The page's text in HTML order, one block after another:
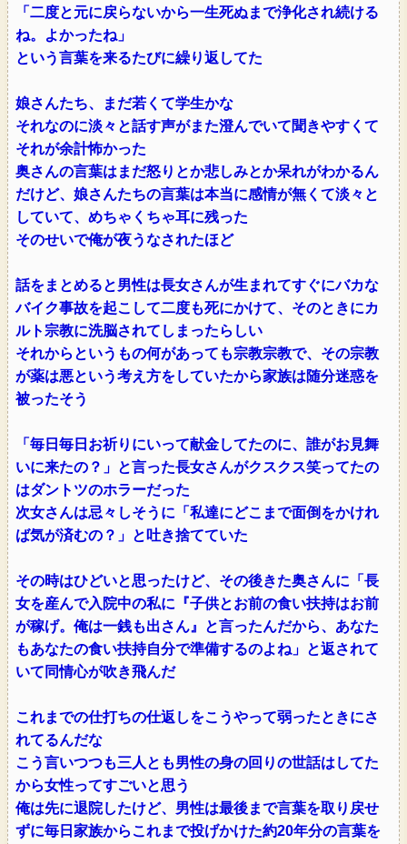
「二度と元に戻らないから一生死ぬまで浄化され続ける
ね。よかったね」
という言葉を来るたびに繰り返してた
娘さんたち、まだ若くて学生かな
それなのに淡々と話す声がまた澄んでいて聞きやすくて
それが余計怖かった
奥さんの言葉はまだ怒りとか悲しみとか呆れがわかるん
だけど、娘さんたちの言葉は本当に感情が無くて淡々と
していて、めちゃくちゃ耳に残った
そのせいで俺が夜うなされたほど
話をまとめると男性は長女さんが生まれてすぐにバカな
バイク事故を起こして二度も死にかけて、そのときにカ
ルト宗教に洗脳されてしまったらしい
それからというもの何があっても宗教宗教で、その宗教
が薬は悪という考え方をしていたから家族は随分迷惑を
被ったそう
「毎日毎日お祈りにいって献金してたのに、誰がお見舞
いに来たの？」と言った長女さんがクスクス笑ってたの
はダントツのホラーだった
次女さんは忌々しそうに「私達にどこまで面倒をかけれ
ば気が済むの？」と吐き捨てていた
その時はひどいと思ったけど、その後きた奥さんに「長
女を産んで入院中の私に『子供とお前の食い扶持はお前
が稼げ。俺は一銭も出さん』と言ったんだから、あなた
もあなたの食い扶持自分で準備するのよね」と返されて
いて同情心が吹き飛んだ
これまでの仕打ちの仕返しをこうやって弱ったときにさ
れてるんだな
こう言いつつも三人とも男性の身の回りの世話はしてた
から女性ってすごいと思う
俺は先に退院したけど、男性は最後まで言葉を取り戻せ
ずに毎日家族からこれまで投げかけた約20年分の言葉を